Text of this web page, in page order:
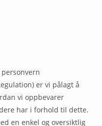
er vi pålagt å
vi oppbevarer
har i forhold til dette.
en enkel og oversiktlig